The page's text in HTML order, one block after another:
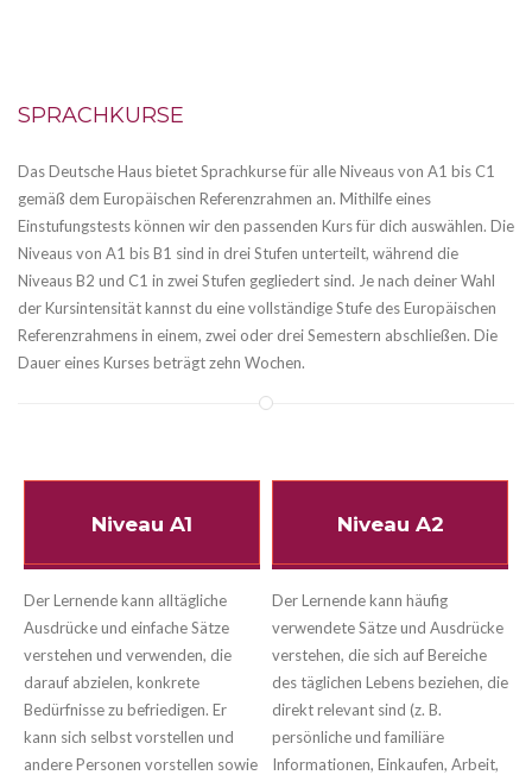
SPRACHKURSE
Das Deutsche Haus bietet Sprachkurse für alle Niveaus von A1 bis C1
gemäß dem Europäischen Referenzrahmen an. Mithilfe eines
Einstufungstests können wir den passenden Kurs für dich auswählen. Die
Niveaus von A1 bis B1 sind in drei Stufen unterteilt, während die
Niveaus B2 und C1 in zwei Stufen gegliedert sind. Je nach deiner Wahl
der Kursintensität kannst du eine vollständige Stufe des Europäischen
Referenzrahmens in einem, zwei oder drei Semestern abschließen. Die
Dauer eines Kurses beträgt zehn Wochen.
Niveau A1 Niveau A2
Der Lernende kann alltägliche
Ausdrücke und einfache Sätze
verstehen und verwenden, die
darauf abzielen, konkrete
Bedürfnisse zu befriedigen. Er
kann sich selbst vorstellen und
andere Personen vorstellen sowie
Der Lernende kann häufig
verwendete Sätze und Ausdrücke
verstehen, die sich auf Bereiche
des täglichen Lebens beziehen, die
direkt relevant sind (z. B.
persönliche und familiäre
Informationen, Einkaufen, Arbeit,